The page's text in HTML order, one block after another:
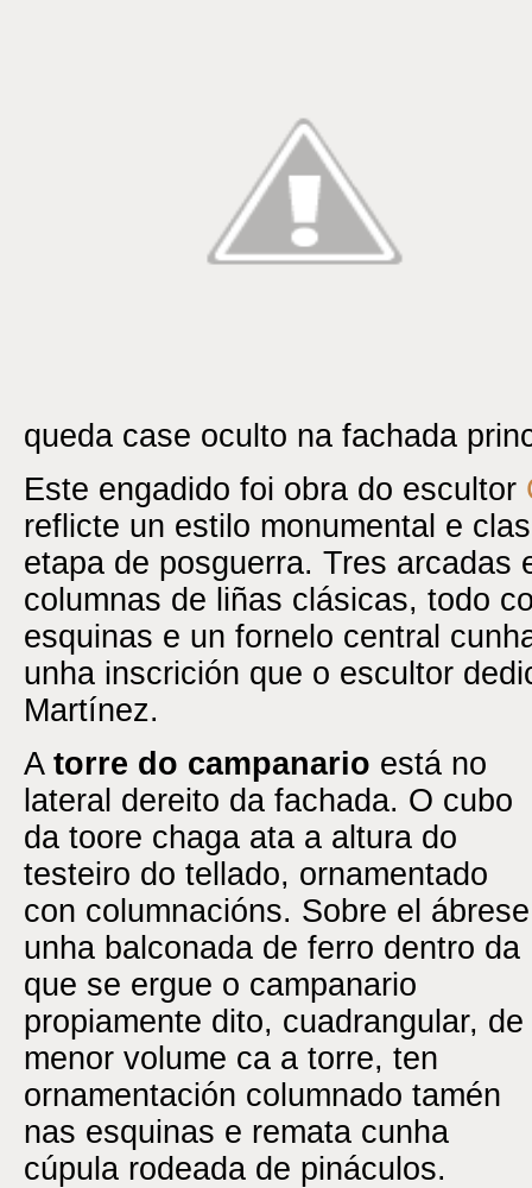
queda case oculto na fachada
Este engadido foi obra do escultor
reflicte un estilo monumental e
etapa de posguerra. Tres arcadas
columnas de liñas clásicas, todo
esquinas e un fornelo central
unha inscrición que o escultor
Martínez.
A torre do campanario está no
lateral dereito da fachada. O cubo
da toore chaga ata a altura do
testeiro do tellado, ornamentado
con columnacións. Sobre el ábrese
unha balconada de ferro dentro da
que se ergue o campanario
propiamente dito, cuadrangular, de
menor volume ca a torre, ten
ornamentación columnado tamén
nas esquinas e remata cunha
cúpula rodeada de pináculos.